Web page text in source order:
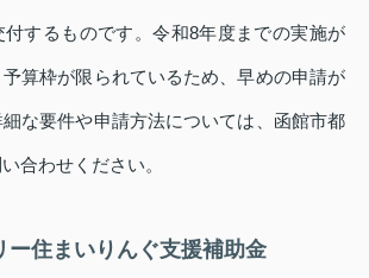
するものです。令和8年度までの実施が
算枠が限られているため、早めの申請が
な要件や申請方法については、函館市都
合わせください。
ー住まいりんぐ支援補助金